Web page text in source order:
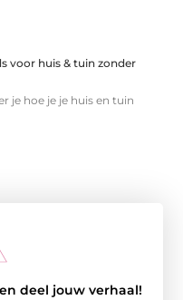
voor huis & tuin zonder
je hoe je je huis en tuin
deel jouw verhaal!